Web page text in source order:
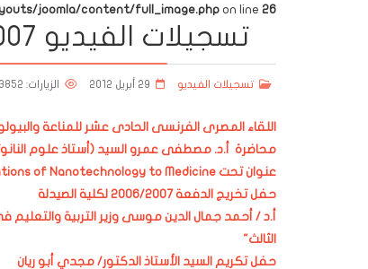
joomla/content/full_image.php on line 26
تسجيلات الفيديو 2007
تسجيلات الفيديو 29 أبريل 2012 الزيارات: 13852
اللقاء المصرى الفرنسى الحادى عشر للمناعة
محاضرة أ.د. مصطفى عمرو السيد (أستاذ علوم
عنوان تحت Some Potential Applications of Nanotechnology to Medicine
حفل تخريج الدفعة 2006/2007 لكلية الصيدلة
أ.د / أحمد جمال الدين موسى وزير التربية
الثالث"
حفل تكريم السيد الأستاذ الدكتور/ مجدي أبو ريان